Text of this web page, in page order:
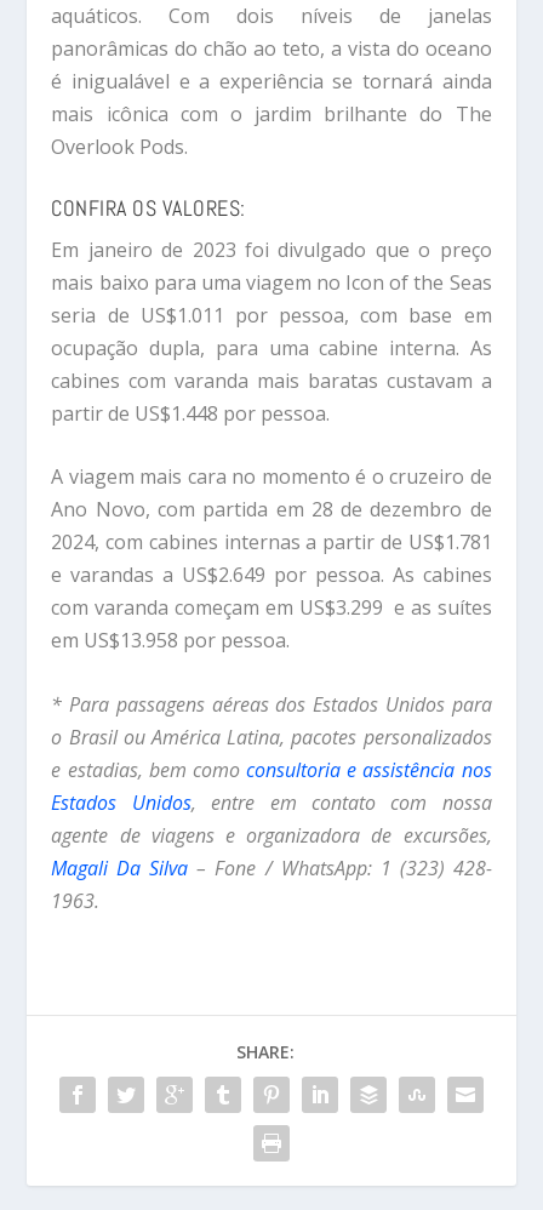
aquáticos. Com dois níveis de janelas
panorâmicas do chão ao teto, a vista do oceano
é inigualável e a experiência se tornará ainda
mais icônica com o jardim brilhante do The
Overlook Pods.
CONFIRA OS VALORES:
Em janeiro de 2023 foi divulgado que o preço
mais baixo para uma viagem no Icon of the Seas
seria de US$1.011 por pessoa, com base em
ocupação dupla, para uma cabine interna. As
cabines com varanda mais baratas custavam a
partir de US$1.448 por pessoa.
A viagem mais cara no momento é o cruzeiro de
Ano Novo, com partida em 28 de dezembro de
2024, com cabines internas a partir de US$1.781
e varandas a US$2.649 por pessoa. As cabines
com varanda começam em US$3.299 e as suítes
em US$13.958 por pessoa.
* Para passagens aéreas dos Estados Unidos para
o Brasil ou América Latina, pacotes personalizados
e estadias, bem como consultoria e assistência nos
Estados Unidos, entre em contato com nossa
agente de viagens e organizadora de excursões,
Magali Da Silva – Fone / WhatsApp: 1 (323) 428-
1963.
SHARE: